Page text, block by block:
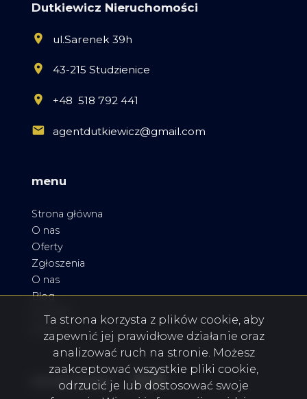
Dutkiewicz Nieruchomości
ul.Sarenek 39h
43-215 Studzienice
+48 518 792 441
agentdutkiewicz@gmail.com
menu
Strona główna
O nas
Oferty
Zgłoszenia
O nas
Blog
Kontakt
social media Facebook
Facebook
Facebook
Ta strona korzysta z plików cookie, aby
zapewnić jej prawidłowe działanie oraz
analizować ruch na stronie. Możesz
zaakceptować wszystkie pliki cookie,
odrzucić je lub dostosować swoje